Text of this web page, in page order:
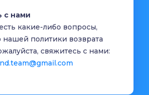
с нами
какие-либо вопросы,
нашей политики возврата
свяжитесь с нами: